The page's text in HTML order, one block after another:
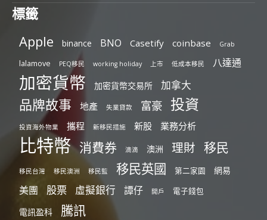
標籤
Apple binance BNO Casetify coinbase Grab
lalamove PEQ移民 working holiday 上市 低成本移民 八達通
加密貨幣 加密貨幣交易所 加拿大
品牌故事 地產 失業貸款 富豪 投資
投資海外物業 攜程 新移民措施 新股 業務分析
比特幣 消費券 滴滴 澳洲 理財 移民
移民台灣 移民澳洲 移民監 移民英國 第二家園 網易
美團 股票 虛擬銀行 譚仔 開戶 電子錢包
電訊盈科 騰訊